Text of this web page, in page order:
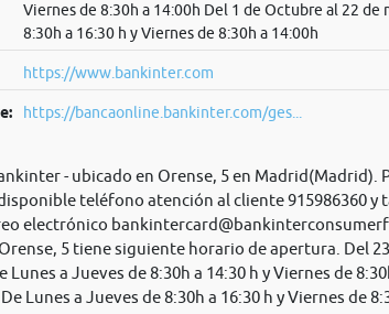
Viernes de 8:30h a 14:00h Del 1 de Octubre al 22 de
8:30h a 16:30 h y Viernes de 8:30h a 14:00h
https://www.bankinter.com
https://bancaonline.bankinter.com/ges...
- ubicado en Orense, 5 en Madrid(Madrid).
teléfono atención al cliente 915986360 y
electrónico
5 tiene siguiente horario de apertura. Del
Lunes a Jueves de 8:30h a 14:30 h y Viernes de
Lunes a Jueves de 8:30h a 16:30 h y Viernes de